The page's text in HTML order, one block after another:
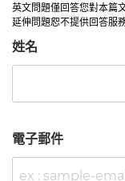
英文問題僅回答您對本篇
延伸問題恕不提供回答服
姓名
電子郵件